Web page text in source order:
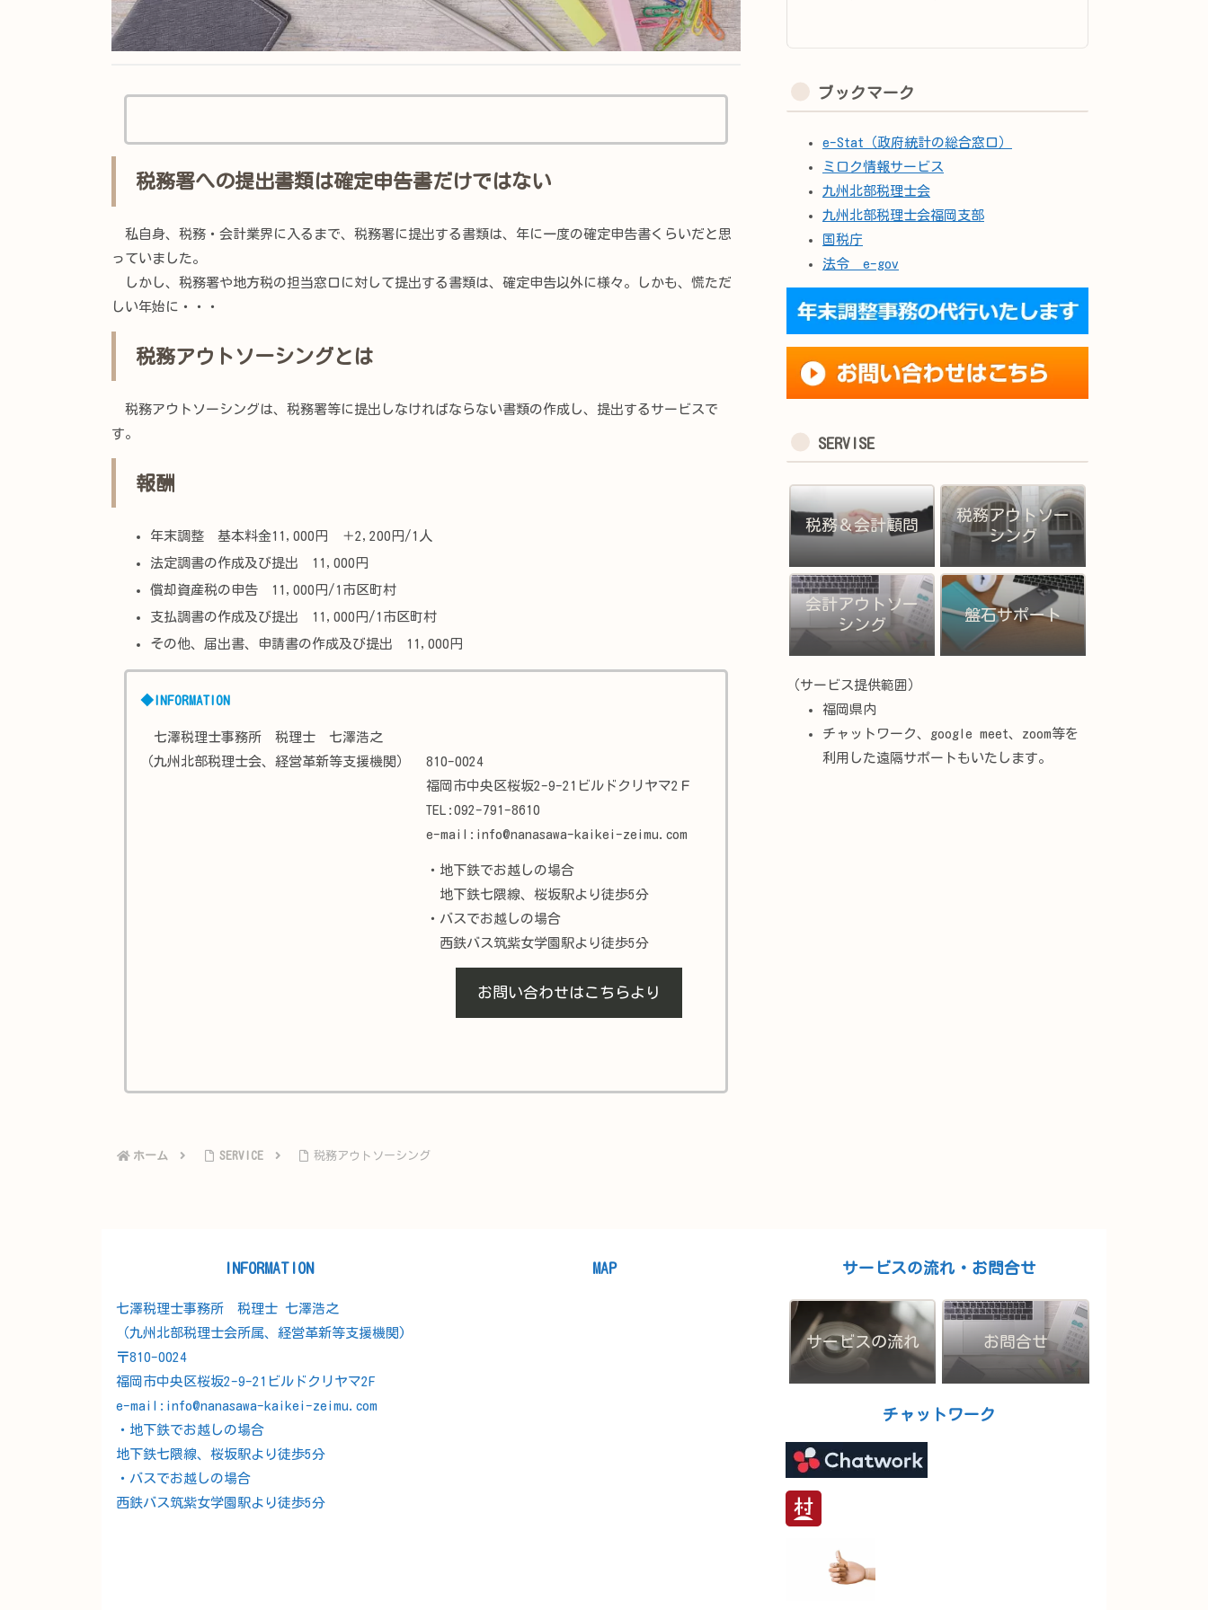
税務署への提出書類は確定申告書だけではない
私自身、税務・会計業界に入るまで、税務署に提出する書類は、年に一度の確定申告書くらいだと思
っていました。
しかし、税務署や地方税の担当窓口に対して提出する書類は、確定申告以外に様々。しかも、慌ただ
しい年始に・・・
税務アウトソーシングとは
税務アウトソーシングは、税務署等に提出しなければならない書類の作成し、提出するサービスで
す。
報酬
年末調整 基本料金11,000円 ＋2,200円/1人
法定調書の作成及び提出 11,000円
償却資産税の申告 11,000円/1市区町村
支払調書の作成及び提出 11,000円/1市区町村
その他、届出書、申請書の作成及び提出 11,000円
◆INFORMATION
七澤税理士事務所 税理士 七澤浩之
（九州北部税理士会、経営革新等支援機関）
810-0024
福岡市中央区桜坂2-9-21ビルドクリヤマ2Ｆ
TEL:092-791-8610
e-mail:info@nanasawa-kaikei-zeimu.com
・地下鉄でお越しの場合
地下鉄七隈線、桜坂駅より徒歩5分
・バスでお越しの場合
西鉄バス筑紫女学園駅より徒歩5分
お問い合わせはこちらより
ホーム SERVICE 税務アウトソーシング
ブックマーク
e-Stat（政府統計の総合窓口）
ミロク情報サービス
九州北部税理士会
九州北部税理士会福岡支部
国税庁
法令 e-gov
SERVISE
税務＆会計顧問
税務アウトソー
シング
会計アウトソー
シング
盤石サポート
（サービス提供範囲）
福岡県内
チャットワーク、google meet、zoom等を
利用した遠隔サポートもいたします。
INFORMATION
七澤税理士事務所 税理士 七澤浩之
（九州北部税理士会所属、経営革新等支援機関)
〒810-0024
福岡市中央区桜坂2-9-21ビルドクリヤマ2F
e-mail:info@nanasawa-kaikei-zeimu.com
・地下鉄でお越しの場合
地下鉄七隈線、桜坂駅より徒歩5分
・バスでお越しの場合
西鉄バス筑紫女学園駅より徒歩5分
MAP サービスの流れ・お問合せ
サービスの流れ お問合せ
チャットワーク